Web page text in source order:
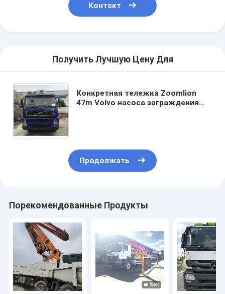
Контакт
Получить Лучшую Цену Для
Конкретная тележка Zoomlion
47m Volvo насоса заграждения
Продолжать
Порекомендованные Продукты